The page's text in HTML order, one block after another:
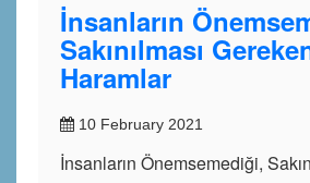
İnsanların
Sakınılması
Haramlar
10 February 2021
İnsanların Önemsemediği,